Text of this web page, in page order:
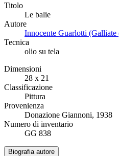
Titolo
Le balie
Autore
Innocente Guarlotti
Tecnica
olio su tela
Dimensioni
28 x 21
Classificazione
Pittura
Provenienza
Donazione Giannoni, 1938
Numero di inventario
GG 838
Biografia autore